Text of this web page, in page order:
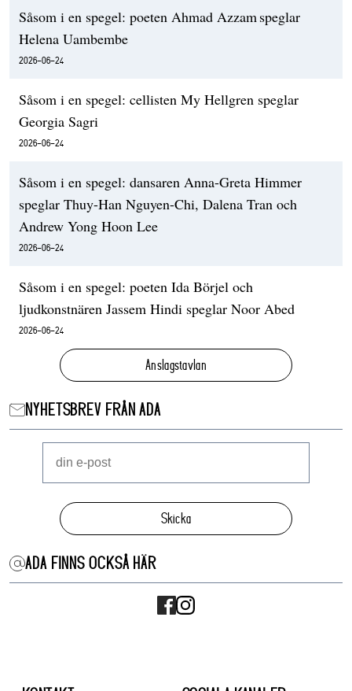
Såsom i en spegel: poeten Ahmad Azzam speglar
Helena Uambembe
2026-06-24
Såsom i en spegel: cellisten My Hellgren speglar
Georgia Sagri
2026-06-24
Såsom i en spegel: dansaren Anna-Greta Himmer
speglar Thuy-Han Nguyen-Chi, Dalena Tran och
Andrew Yong Hoon Lee
2026-06-24
Såsom i en spegel: poeten Ida Börjel och
ljudkonstnären Jassem Hindi speglar Noor Abed
2026-06-24
Anslagstavlan
NYHETSBREV FRÅN ADA
Skicka
ADA FINNS OCKSÅ HÄR